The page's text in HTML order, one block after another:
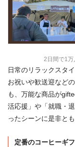
2日間で1万
日常のリラックスタ
お祝いや歓送迎など
も、万能な商品が
活応援」や「就職・
ったシーンに是非と
定番のコーヒーギ